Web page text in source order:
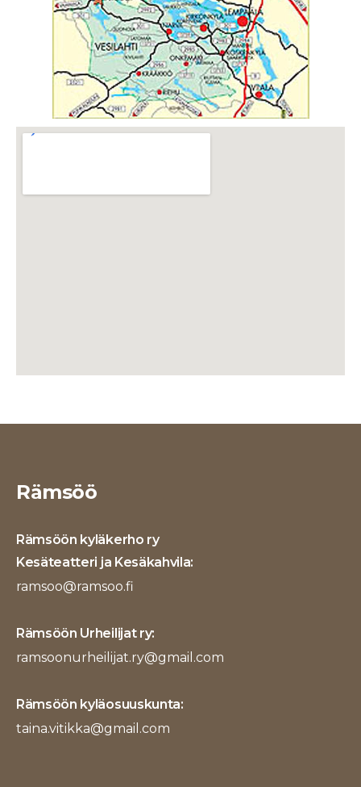
Rämsöö
Rämsöön kyläkerho ry
Kesäteatteri ja Kesäkahvila:
ramsoo@ramsoo.fi
Rämsöön Urheilijat ry:
ramsoonurheilijat.ry@gmail.com
Rämsöön kyläosuuskunta:
taina.vitikka@gmail.com